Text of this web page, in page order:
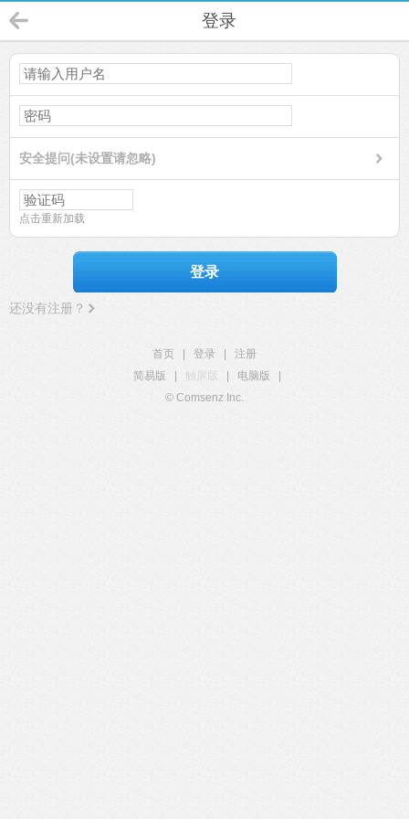
登录
安全提问(未设置请忽略)
点击重新加载
登录
还没有注册？
首页 登录
注册
简易版
触屏版 电脑版
© Comsenz Inc.